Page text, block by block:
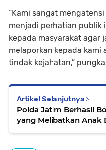
“Kami sangat
menjadi perhatian publik
kepada masyarakat agar
melaporkan kepada kami
tindak kejahatan,”
Artikel Selanjutnya
Polda Jatim Berhasil
yang Melibatkan Anak